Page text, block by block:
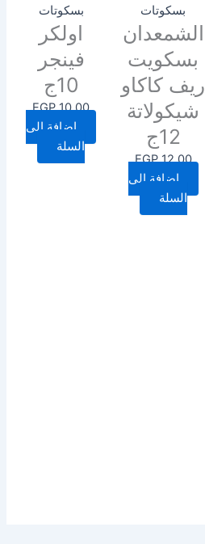
بسكوتات
الشمعدان
بسكويت
ريف كاكاو
شيكولاتة
12ج
EGP12.00
إضافة إلى
السلة
بسكوتات
اولكر
فينجر
10ج
EGP10.00
إضافة إلى
السلة